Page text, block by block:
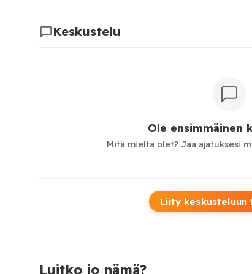
Keskustelu
Ole ensimmäinen
Mitä mieltä olet? Jaa ajatuksesi
Liity keskusteluun
Luitko jo nämä?